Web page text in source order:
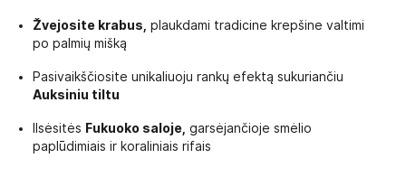
Žvejosite krabus, plaukdami tradicine krepšine valtimi
po palmių mišką
Pasivaikščiosite unikaliuoju rankų efektą sukuriančiu
Auksiniu tiltu
Ilsėsitės Fukuoko saloje, garsėjančioje smėlio
paplūdimiais ir koraliniais rifais